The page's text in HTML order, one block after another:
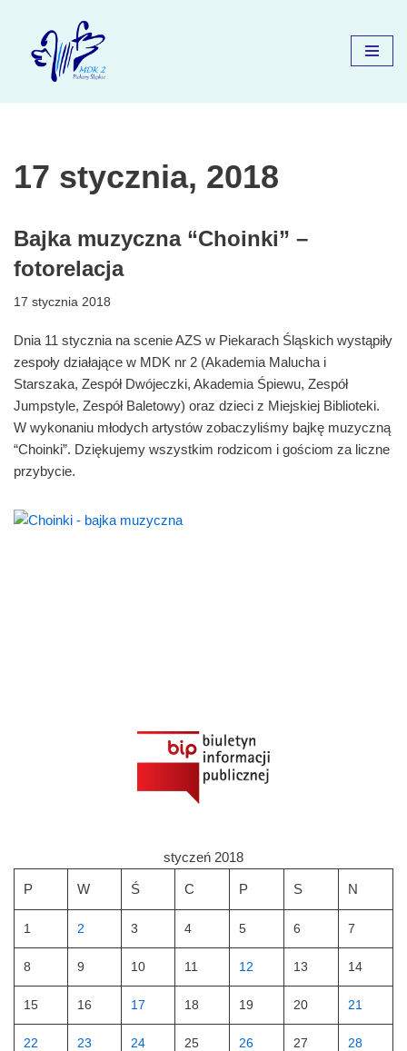
Przejdź
17 stycznia, 2018
Bajka muzyczna “Choinki” –
fotorelacja
17 stycznia 2018
Dnia 11 stycznia na scenie AZS w Piekarach Śląskich wystąpiły
zespoły działające w MDK nr 2 (Akademia Malucha i
Starszaka, Zespół Dwójeczki, Akademia Śpiewu, Zespół
Jumpstyle, Zespół Baletowy) oraz dzieci z Miejskiej Biblioteki.
W wykonaniu młodych artystów zobaczyliśmy bajkę muzyczną
“Choinki”. Dziękujemy wszystkim rodzicom i gościom za liczne
przybycie.
styczeń 2018
P W Ś C P S N
1 2 3 4 5 6 7
8 9 10 11 12 13 14
15 16 17 18 19 20 21
22 23 24 25 26 27 28